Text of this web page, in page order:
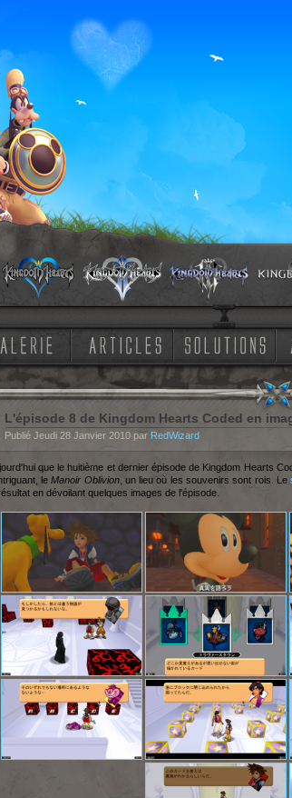
L'épisode 8 de Kingdom Hearts Coded en
Publié Jeudi 28 Janvier 2010 par RedWizard
que le huitième et dernier épisode de Kingdom Hearts
leManoir Oblivion, un lieu où les souvenirs sont rois. Le
en dévoilant quelques images de l'épisode.